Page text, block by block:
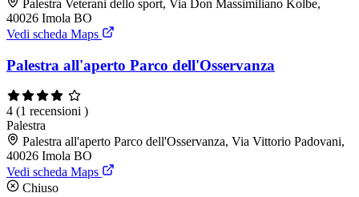
Palestra Veterani dello sport, Via Don Massimiliano Kolbe,
40026 Imola BO
Vedi scheda Maps
Palestra all'aperto Parco dell'Osservanza
4 (1 recensioni )
Palestra
Palestra all'aperto Parco dell'Osservanza, Via Vittorio Padovani,
40026 Imola BO
Vedi scheda Maps
Chiuso